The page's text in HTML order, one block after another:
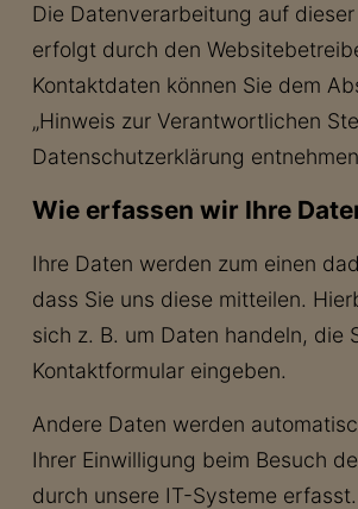
Die Datenverarbeitung auf dieser
erfolgt durch den
Kontaktdaten können Sie dem
„Hinweis zur Verantwortlichen
Datenschutzerklärung
Wie erfassen wir Ihre
Ihre Daten werden zum einen
dass Sie uns diese mitteilen.
sich z. B. um Daten handeln, die
Kontaktformular eingeben.
Andere Daten werden
Ihrer Einwilligung beim Besuch
durch unsere IT-Systeme